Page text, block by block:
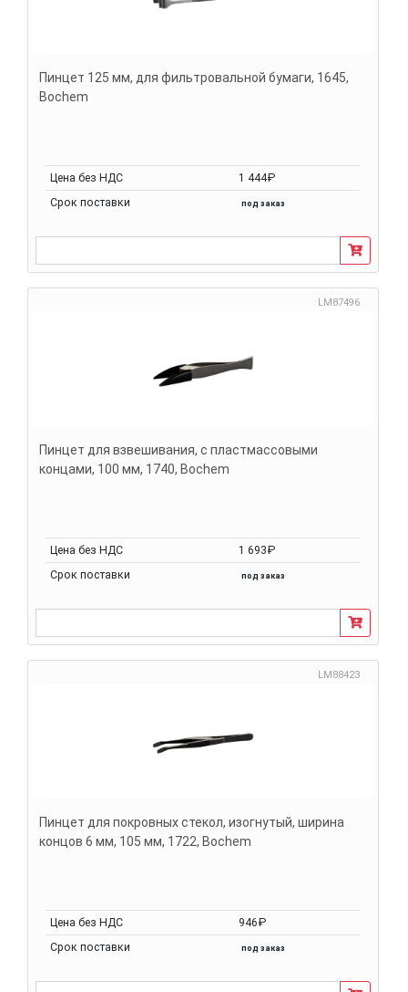
Пинцет 125 мм, для фильтровальной бумаги, 1645,
Bochem
Цена без НДС
1 444₽
Срок поставки
под заказ
LM87496
Пинцет для взвешивания, с пластмассовыми
концами, 100 мм, 1740, Bochem
Цена без НДС
1 693₽
Срок поставки
под заказ
LM88423
Пинцет для покровных стекол, изогнутый, ширина
концов 6 мм, 105 мм, 1722, Bochem
Цена без НДС
946₽
Срок поставки
под заказ